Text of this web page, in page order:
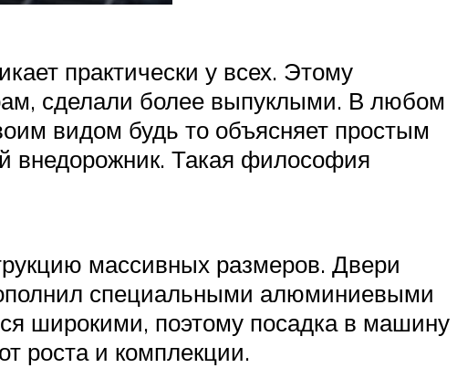
практически у всех. Этому
сделали более выпуклыми. В любом
видом будь то объясняет простым
внедорожник. Такая философия
массивных размеров. Двери
специальными алюминиевыми
широкими, поэтому посадка в машину
роста и комплекции.